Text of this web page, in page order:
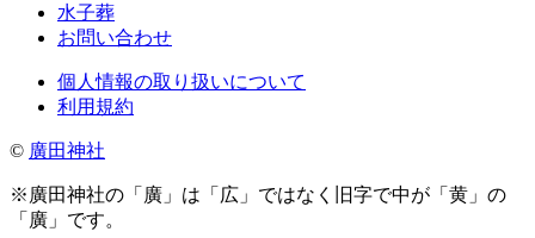
水子葬
お問い合わせ
個人情報の取り扱いについて
利用規約
© 廣田神社
※廣田神社の「廣」は「広」ではなく旧字で中が「黄」の
「廣」です。